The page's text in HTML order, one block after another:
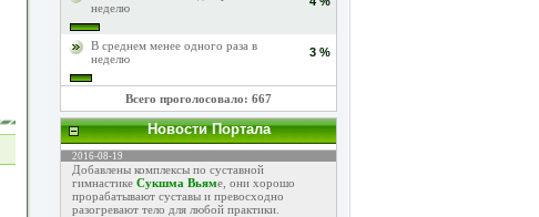
неделю
В среднем менее одного раза в
неделю
3 %
Всего проголосовало: 667
Новости Портала
2016-08-19
Добавлены комплексы по суставной
гимнастике Сукшма Вьяме, они хорошо
прорабатывают суставы и превосходно
разогревают тело для любой практики.